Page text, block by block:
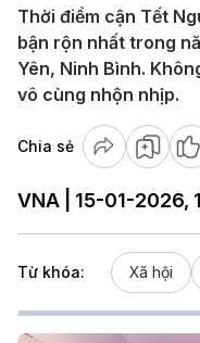
Thời điểm cận Tết
bận rộn nhất trong
Yên, Ninh Bình.
vô cùng nhộn nhịp.
Chia sẻ
VNA | 15-01-2026,
Từ khóa: Xã hội